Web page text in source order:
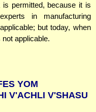
is permitted, because it is
in manufacturing
but today, when
applicable.
YOM
V'ACHLI V'SHASU